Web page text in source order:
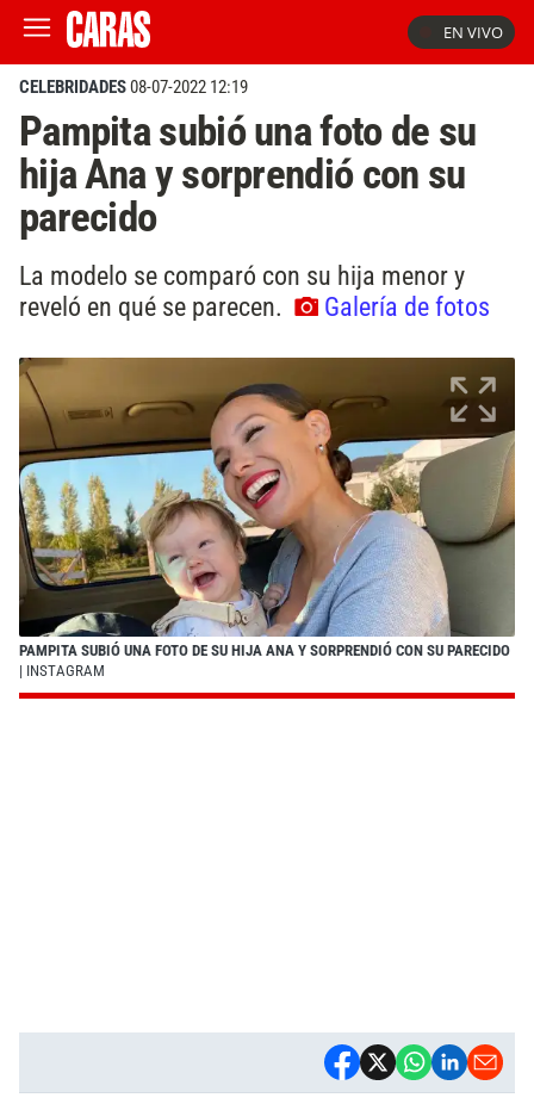
EN VIVO
CELEBRIDADES08-07-2022 12:19
Pampita subió una foto de su
hija Ana y sorprendió con su
parecido
La modelo se comparó con su hija menor y
reveló en qué se parecen.
Galería de fotos
PAMPITA SUBIÓ UNA FOTO DE SU HIJA ANA Y SORPRENDIÓ CON SU PARECIDO
| INSTAGRAM